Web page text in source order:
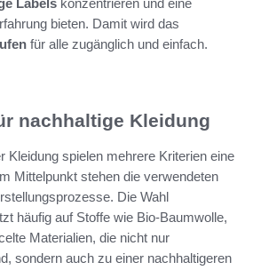
bieten. Damit wird das
für alle zugänglich und einfach.
nachhaltige Kleidung
Kleidung spielen mehrere Kriterien eine
Mittelpunkt stehen die verwendeten
Die Wahl
häufig auf Stoffe wie Bio-Baumwolle,
Materialien, die nicht nur
sondern auch zu einer nachhaltigeren